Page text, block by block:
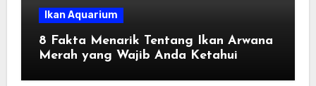
Ikan Aquarium
8 Fakta Menarik Tentang Ikan Arwana
Merah yang Wajib Anda Ketahui